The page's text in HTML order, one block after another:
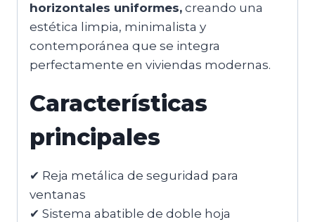
horizontales uniformes, creando una
estética limpia, minimalista y
contemporánea que se integra
perfectamente en viviendas modernas.
Características
principales
✔ Reja metálica de seguridad para
ventanas
✔ Sistema abatible de doble hoja